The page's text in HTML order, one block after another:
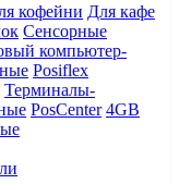
кофейни Для кафе
Сенсорные
компьютер-
Posiflex
Терминалы-
PosCenter 4GB